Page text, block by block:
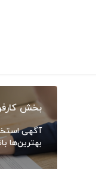
بخش
آگهی
بهترین‌ها